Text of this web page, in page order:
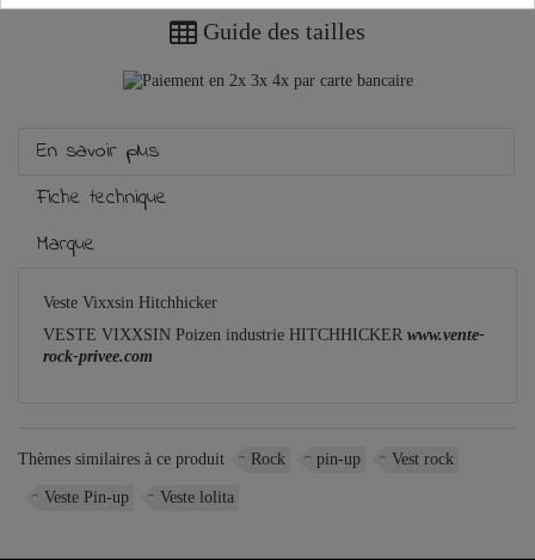
Guide des tailles
En savoir plus
Fiche technique
Marque
Veste Vixxsin Hitchhicker
VESTE VIXXSIN Poizen industrie HITCHHICKER www.vente-
rock-privee.com
Thèmes similaires à ce produit Rock pin-up Vest rock
Veste Pin-up Veste lolita